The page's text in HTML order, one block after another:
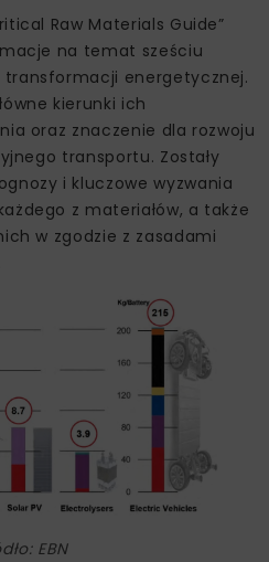
Raw Materials Guide”
na temat sześciu
transformacji energetycznej.
kierunki ich
oraz znaczenie dla rozwoju
transportu. Zostały
i kluczowe wyzwania
z materiałów, a także
w zgodzie z zasadami
EBN